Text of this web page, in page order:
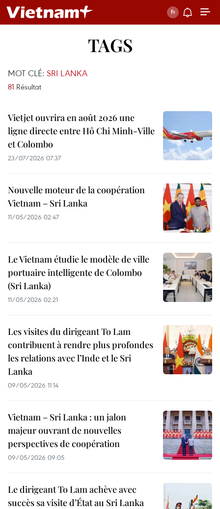
TAGS
MOT CLÉ: SRI LANKA
81 Résultat
Vietjet ouvrira en août 2026 une
ligne directe entre Hô Chi Minh-Ville
et Colombo
23/07/2026 07:37
Nouvelle moteur de la coopération
Vietnam – Sri Lanka
11/05/2026 02:47
Le Vietnam étudie le modèle de ville
portuaire intelligente de Colombo
(Sri Lanka)
11/05/2026 02:21
Les visites du dirigeant To Lam
contribuent à rendre plus profondes
les relations avec l’Inde et le Sri
Lanka
09/05/2026 11:14
Vietnam – Sri Lanka : un jalon
majeur ouvrant de nouvelles
perspectives de coopération
09/05/2026 09:05
Le dirigeant To Lam achève avec
succès sa visite d’État au Sri Lanka